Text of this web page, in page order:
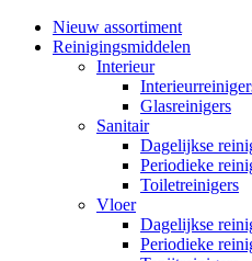
Nieuw assortiment
Reinigingsmiddelen
Interieur
Glasreinigers
Sanitair
Dagelijkse
Periodieke
Toiletreinigers
Vloer
Dagelijkse
Periodieke